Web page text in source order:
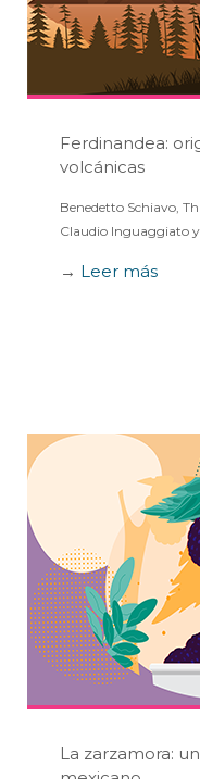
Ferdinandea:
volcánicas
Benedetto Schiavo,
Claudio Inguaggiato
→ Leer más
La zarzamora: